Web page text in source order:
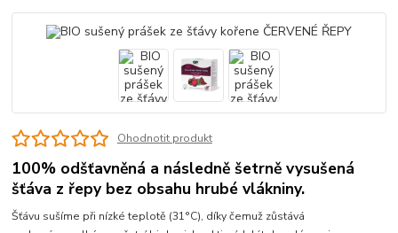
Ohodnotit produkt
100% odšťavněná a následně šetrně vysušená
šťáva z řepy bez obsahu hrubé vlákniny.
Šťávu sušíme při nízké teplotě (31°C), díky čemuž zůstává